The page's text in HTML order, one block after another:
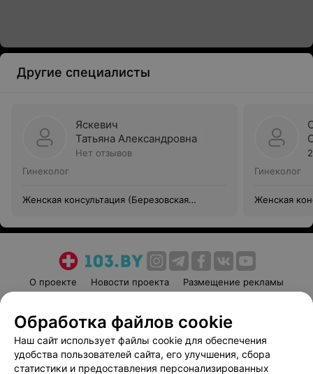
Другие специалисты
Яскевич
Татьяна Александровна
Нет отзывов
Гинеколог
Женская консультация (Березовская
Гинеколог
Женская
О проекте Новости проекта
Размещение рекламы
Пользовательское соглашение
Способы оплаты
Вакансии
Партнеры
Написать руководителю 103.by
Обработка файлов cookie
Наш сайт использует файлы cookie для обеспечения
удобства пользователей сайта, его улучшения, сбора
статистики и предоставления персонализированных